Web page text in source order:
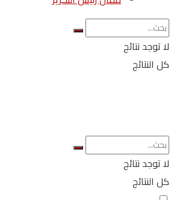
لا توجد نتائج
كل النتائج
لا توجد نتائج
كل النتائج